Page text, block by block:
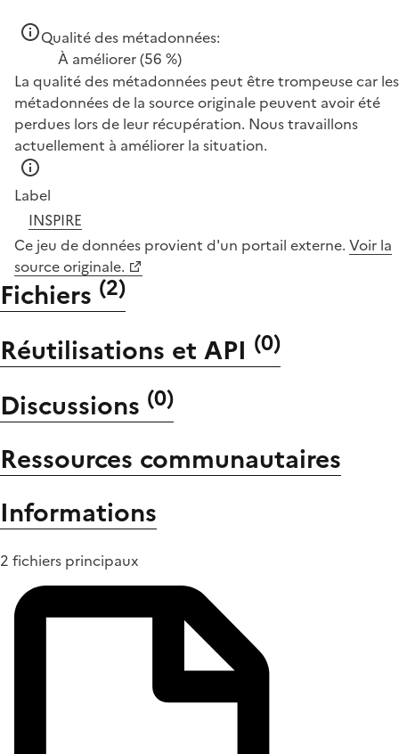
Qualité des métadonnées:
À améliorer(56 %)
La qualité des métadonnées peut être trompeuse car les
métadonnées de la source originale peuvent avoir été
perdues lors de leur récupération. Nous travaillons
actuellement à améliorer la situation.
Label
INSPIRE
Ce jeu de données provient d'un portail externe. Voir la
source originale.
Fichiers (2)
Réutilisations et API (0)
Discussions (0)
Ressources communautaires
Informations
2 fichiers principaux